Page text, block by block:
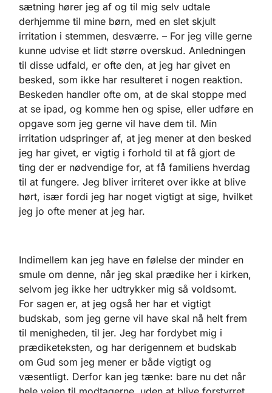
sætning hører jeg af og til mig selv udtale
derhjemme til mine børn, med en slet skjult
irritation i stemmen, desværre. – For jeg ville gerne
kunne udvise et lidt større overskud. Anledningen
til disse udfald, er ofte den, at jeg har givet en
besked, som ikke har resulteret i nogen reaktion.
Beskeden handler ofte om, at de skal stoppe med
at se ipad, og komme hen og spise, eller udføre en
opgave som jeg gerne vil have dem til. Min
irritation udspringer af, at jeg mener at den besked
jeg har givet, er vigtig i forhold til at få gjort de
ting der er nødvendige for, at få familiens hverdag
til at fungere. Jeg bliver irriteret over ikke at blive
hørt, især fordi jeg har noget vigtigt at sige, hvilket
jeg jo ofte mener at jeg har.
Indimellem kan jeg have en følelse der minder en
smule om denne, når jeg skal prædike her i kirken,
selvom jeg ikke her udtrykker mig så voldsomt.
For sagen er, at jeg også her har et vigtigt
budskab, som jeg gerne vil have skal nå helt frem
til menigheden, til jer. Jeg har fordybet mig i
prædiketeksten, og har derigennem et budskab
om Gud som jeg mener er både vigtigt og
væsentligt. Derfor kan jeg tænke: bare nu det når